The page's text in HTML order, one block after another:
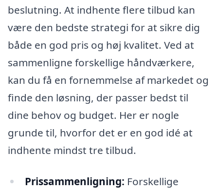
beslutning. At indhente flere tilbud kan
være den bedste strategi for at sikre dig
både en god pris og høj kvalitet. Ved at
sammenligne forskellige håndværkere,
kan du få en fornemmelse af markedet og
finde den løsning, der passer bedst til
dine behov og budget. Her er nogle
grunde til, hvorfor det er en god idé at
indhente mindst tre tilbud.
Prissammenligning: Forskellige